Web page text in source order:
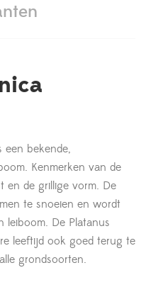
een bekende,
Kenmerken van de
en de grillige vorm. De
te snoeien en wordt
leiboom. De Platanus
leeftijd ook goed terug te
grondsoorten.